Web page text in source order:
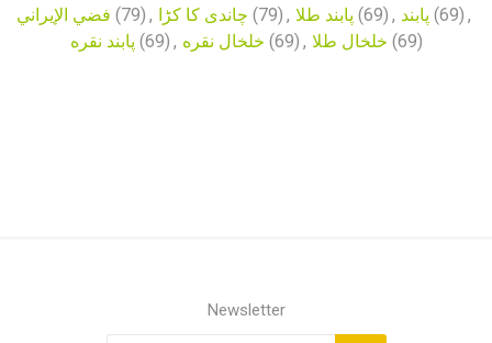
فضي الإيراني (79) , چاندی کا کڑا (79) , پابند طلا (69) , پابند (69) ,
پابند نقره (69) , خلخال نقره (69) , خلخال طلا (69)
Newsletter